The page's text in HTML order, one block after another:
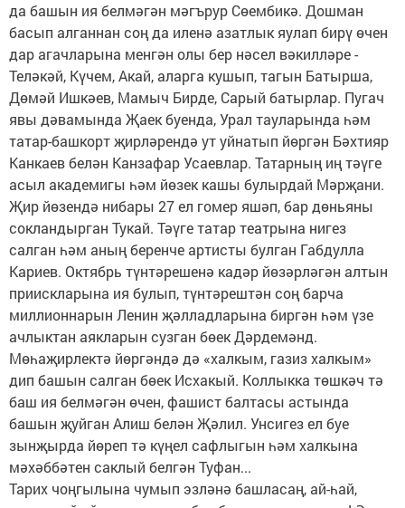
да башын ия белмәгән мәгърур Сөембикә. Дошман
басып алганнан соң да иленә азатлык яулап бирү өчен
дар агачларына менгән олы бер нәсел вәкилләре -
Теләкәй, Күчем, Акай, аларга кушып, тагын Батырша,
Дөмәй Ишкәев, Мамыч Бирде, Сарый батырлар. Пугач
явы дәвамында Җаек буенда, Урал тауларында һәм
татар-башкорт җирләрендә ут уйнатып йөргән Бәхтияр
Канкаев белән Канзафар Усаевлар. Татарның иң тәүге
асыл академигы һәм йөзек кашы булырдай Мәрҗани.
Җир йөзендә нибары 27 ел гомер яшәп, бар дөньяны
сокландырган Тукай. Тәүге татар театрына нигез
салган һәм аның беренче артисты булган Габдулла
Кариев. Октябрь түнтәрешенә кадәр йөзәрләгән алтын
приискларына ия булып, түнтәрештән соң барча
миллионнарын Ленин җәлладларына биргән һәм үзе
ачлыктан аякларын сузган бөек Дәрдемәнд.
Мөһаҗирлектә йөргәндә дә «халкым, газиз халкым»
дип башын салган бөек Исхакый. Коллыкка төшкәч тә
баш ия белмәгән өчен, фашист балтасы астында
башын җуйган Алиш белән Җәлил. Унсигез ел буе
зынҗырда йөреп тә күңел сафлыгын һәм халкына
мәхәббәтен саклый белгән Туфан...
Тарих чоңгылына чумып эзләнә башласаң, ай-һай,